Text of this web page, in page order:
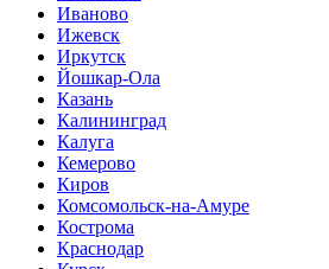
Иваново
Ижевск
Иркутск
Йошкар-Ола
Казань
Калининград
Калуга
Кемерово
Киров
Комсомольск-на-Амуре
Кострома
Краснодар